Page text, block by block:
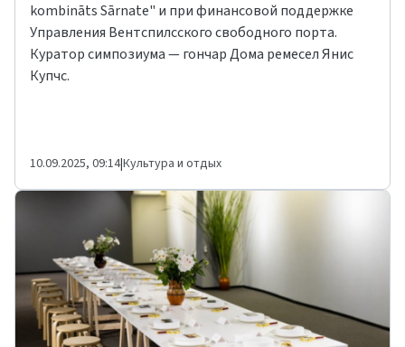
kombināts Sārnate" и при финансовой поддержке
Управления Вентспилсского свободного порта.
Куратор симпозиума — гончар Дома ремесел Янис
Купчс.
10.09.2025, 09:14|Культура и отдых